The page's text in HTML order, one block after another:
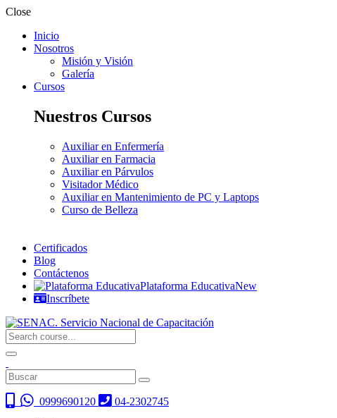
Close
Inicio
Nosotros
Misión y Visión
Galería
Cursos
Nuestros Cursos
Auxiliar en Enfermería
Auxiliar en Farmacia
Auxiliar en Párvulos
Visitador Médico
Auxiliar en Mantenimiento de PC y Laptops
Curso de Belleza
Certificados
Blog
Contáctenos
Plataforma EducativaNew
Inscríbete
0999690120
04-2302745